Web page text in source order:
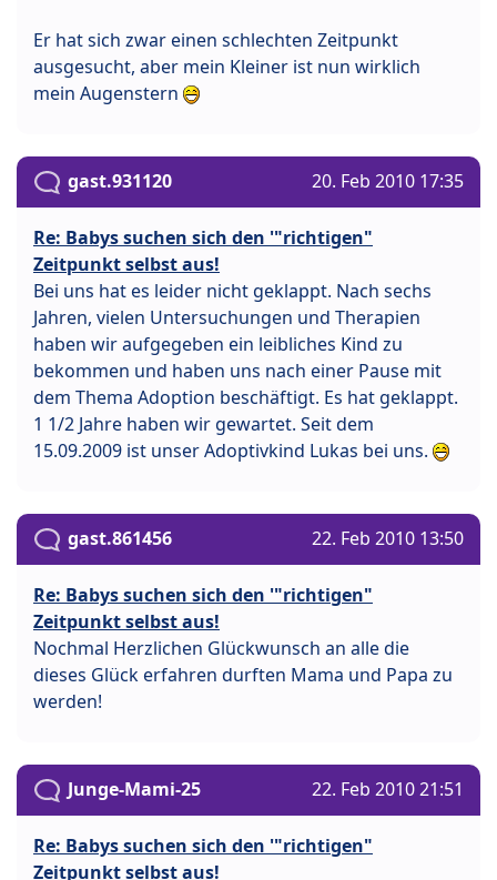
Er hat sich zwar einen schlechten Zeitpunkt
ausgesucht, aber mein Kleiner ist nun wirklich
mein Augenstern
gast.931120 20. Feb 2010 17:35
Re: Babys suchen sich den '"richtigen"
Zeitpunkt selbst aus!
Bei uns hat es leider nicht geklappt. Nach sechs
Jahren, vielen Untersuchungen und Therapien
haben wir aufgegeben ein leibliches Kind zu
bekommen und haben uns nach einer Pause mit
dem Thema Adoption beschäftigt. Es hat geklappt.
1 1/2 Jahre haben wir gewartet. Seit dem
15.09.2009 ist unser Adoptivkind Lukas bei uns.
gast.861456 22. Feb 2010 13:50
Re: Babys suchen sich den '"richtigen"
Zeitpunkt selbst aus!
Nochmal Herzlichen Glückwunsch an alle die
dieses Glück erfahren durften Mama und Papa zu
werden!
Junge-Mami-25 22. Feb 2010 21:51
Re: Babys suchen sich den '"richtigen"
Zeitpunkt selbst aus!